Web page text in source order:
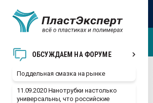
ОБСУЖДАЕМ НА ФОРУМЕ
Поддельная смазка на рынке
11.09.2020 Нанотрубки настолько
универсальны, что российские